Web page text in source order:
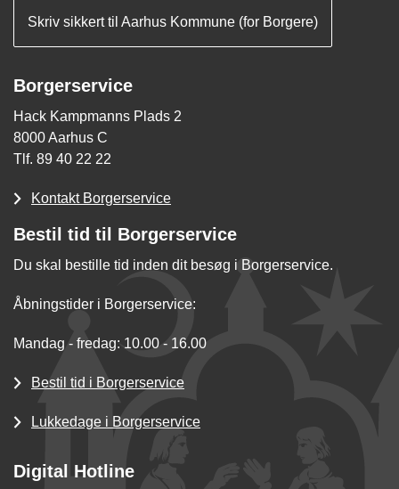
Skriv sikkert til Aarhus Kommune (for Borgere)
Borgerservice
Hack Kampmanns Plads 2
8000 Aarhus C
Tlf. 89 40 22 22
Kontakt Borgerservice
Bestil tid til Borgerservice
Du skal bestille tid inden dit besøg i Borgerservice.
Åbningstider i Borgerservice:
Mandag - fredag: 10.00 - 16.00
Bestil tid i Borgerservice
Lukkedage i Borgerservice
Digital Hotline